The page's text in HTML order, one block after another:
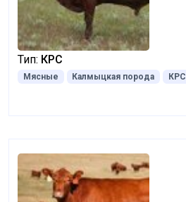
Тип: КРС
Мясные Калмыцкая порода КРС